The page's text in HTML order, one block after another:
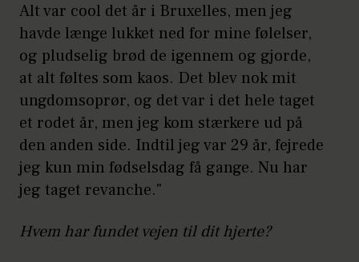
Alt var cool det år i Bruxelles, men jeg
havde længe lukket ned for mine følelser,
og pludselig brød de igennem og gjorde,
at alt føltes som kaos. Det blev nok mit
ungdomsoprør, og det var i det hele taget
et rodet år, men jeg kom stærkere ud på
den anden side. Indtil jeg var 29 år, fejrede
jeg kun min fødselsdag få gange. Nu har
jeg taget revanche."
Hvem har fundet vejen til dit hjerte?